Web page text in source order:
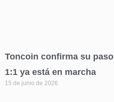
Toncoin confirma su
1:1 ya está en marcha
15 de junio de 2026